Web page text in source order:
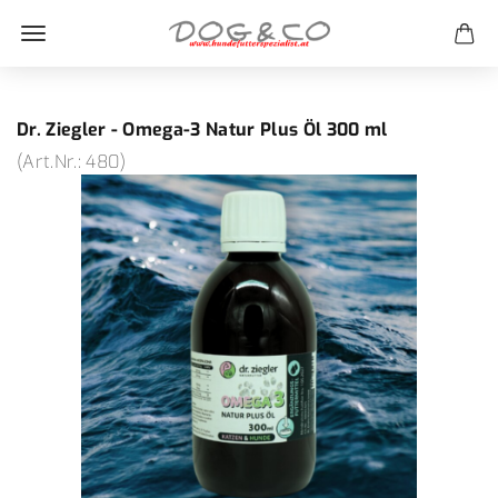
Dr. Ziegler - Omega-3 Natur Plus Öl 300 ml
(Art.Nr.:480)